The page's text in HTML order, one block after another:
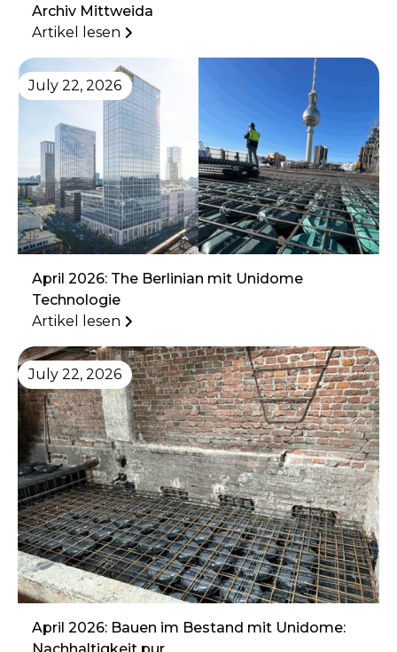
Archiv Mittweida
Artikel lesen
July 22, 2026
April 2026: The Berlinian mit Unidome
Technologie
Artikel lesen
July 22, 2026
April 2026: Bauen im Bestand mit Unidome: